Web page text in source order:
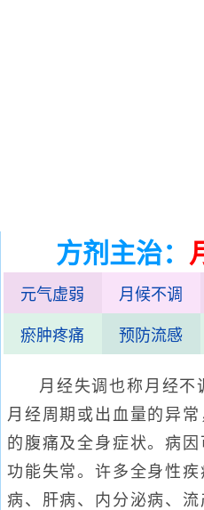
方剂主治：
元气虚弱 月候不调
瘀肿疼痛 预防流感
月经失调也称月经不
月经周期或出血量的异
的腹痛及全身症状。病
功能失常。许多全身性
病、肝病、内分泌病、流